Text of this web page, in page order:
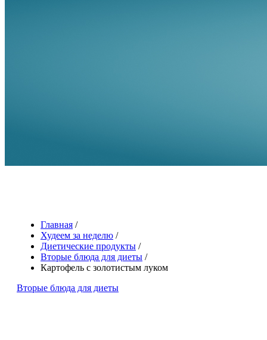
Главная /
Худеем за неделю /
Диетические продукты /
Вторые блюда для диеты /
Картофель с золотистым луком
Вторые блюда для диеты